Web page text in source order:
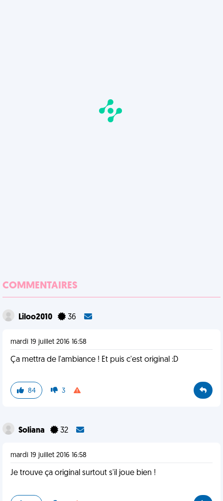
COMMENTAIRES
Liloo2010 36
mardi 19 juillet 2016 16:58
Ça mettra de l'ambiance ! Et puis c'est original :D
84 3
Soliana 32
mardi 19 juillet 2016 16:58
Je trouve ça original surtout s'il joue bien !